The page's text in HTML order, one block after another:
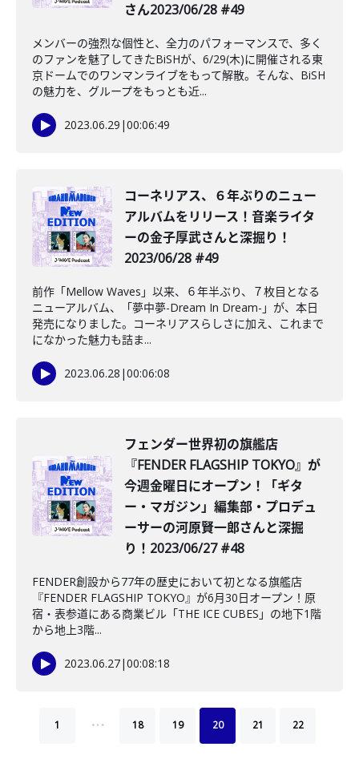
さん2023/06/28 #49
メンバーの強烈な個性と、全力のパフォーマンスで、多く
のファンを魅了してきたBiSHが、6/29(木)に開催される東
京ドームでのワンマンライブをもって解散。そんな、BiSH
の魅力を、グループをもっとも近...
2023.06.29 |00:06:49
コーネリアス、６年ぶりのニュー
アルバムをリリース！音楽ライタ
ーの金子厚武さんと深掘り！
2023/06/28 #49
前作「Mellow Waves」以来、６年半ぶり、７枚目となる
ニューアルバム、「夢中夢-Dream In Dream-」が、本日
発売になりました。コーネリアスらしさに加え、これまで
になかった魅力も詰ま...
2023.06.28 |00:06:08
フェンダー世界初の旗艦店
『FENDER FLAGSHIP TOKYO』が
今週金曜日にオープン！「ギタ
ー・マガジン」編集部・プロデュ
ーサーの河原賢一郎さんと深掘
り！2023/06/27 #48
FENDER創設から77年の歴史において初となる旗艦店
『FENDER FLAGSHIP TOKYO』が6月30日オープン！原
宿・表参道にある商業ビル「THE ICE CUBES」の地下1階
から地上3階...
2023.06.27|00:08:18
1 … 18 19 20 21 22